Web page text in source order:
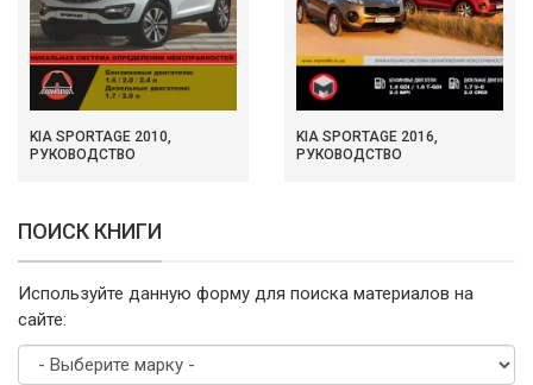
KIA SPORTAGE 2010,
РУКОВОДСТВО
KIA SPORTAGE 2016,
РУКОВОДСТВО
ПОИСК КНИГИ
Используйте данную форму для поиска материалов на
сайте: